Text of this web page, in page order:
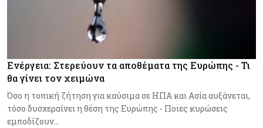
Ενέργεια: Στερεύουν τα αποθέματα της Ευρώπης - Τι
θα γίνει τον χειμώνα
Όσο η τοπική ζήτηση για καύσιμα σε ΗΠΑ και Ασία αυξάνεται,
τόσο δυσχεραίνει η θέση της Ευρώπης - Ποιες κυρώσεις
εμποδίζουν…